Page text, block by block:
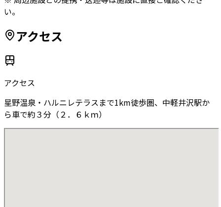
い。
アクセス
アクセス
星野温泉・ハルニレテラスまで1km徒歩圏、中軽井沢駅か
ら車で約３分（２．６ｋｍ）